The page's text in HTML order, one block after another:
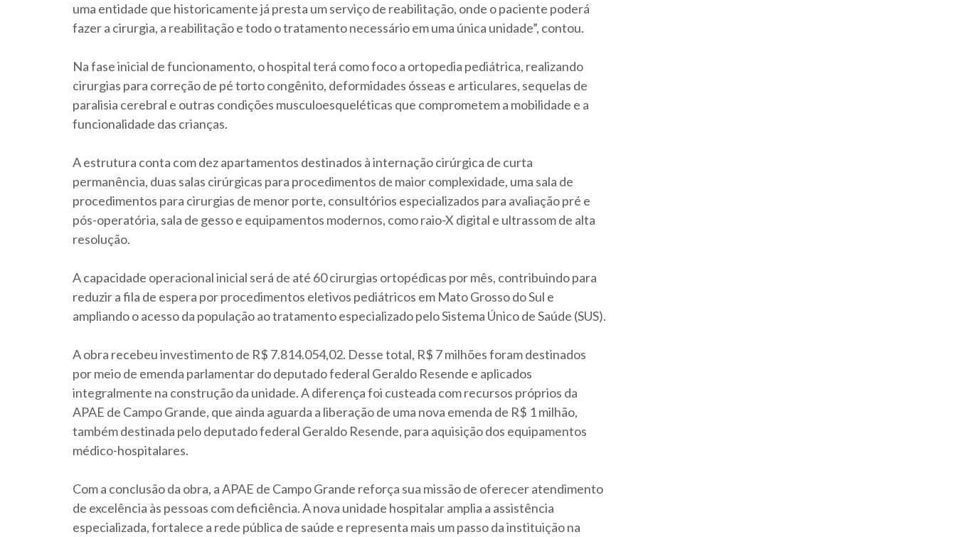
uma entidade que historicamente já presta um serviço de reabilitação, onde o paciente poderá
fazer a cirurgia, a reabilitação e todo o tratamento necessário em uma única unidade”, contou.
Na fase inicial de funcionamento, o hospital terá como foco a ortopedia pediátrica, realizando
cirurgias para correção de pé torto congênito, deformidades ósseas e articulares, sequelas de
paralisia cerebral e outras condições musculoesqueléticas que comprometem a mobilidade e a
funcionalidade das crianças.
A estrutura conta com dez apartamentos destinados à internação cirúrgica de curta
permanência, duas salas cirúrgicas para procedimentos de maior complexidade, uma sala de
procedimentos para cirurgias de menor porte, consultórios especializados para avaliação pré e
pós-operatória, sala de gesso e equipamentos modernos, como raio-X digital e ultrassom de alta
resolução.
A capacidade operacional inicial será de até 60 cirurgias ortopédicas por mês, contribuindo para
reduzir a fila de espera por procedimentos eletivos pediátricos em Mato Grosso do Sul e
ampliando o acesso da população ao tratamento especializado pelo Sistema Único de Saúde (SUS).
A obra recebeu investimento de R$ 7.814.054,02. Desse total, R$ 7 milhões foram destinados
por meio de emenda parlamentar do deputado federal Geraldo Resende e aplicados
integralmente na construção da unidade. A diferença foi custeada com recursos próprios da
APAE de Campo Grande, que ainda aguarda a liberação de uma nova emenda de R$ 1 milhão,
também destinada pelo deputado federal Geraldo Resende, para aquisição dos equipamentos
médico-hospitalares.
Com a conclusão da obra, a APAE de Campo Grande reforça sua missão de oferecer atendimento
de excelência às pessoas com deficiência. A nova unidade hospitalar amplia a assistência
especializada, fortalece a rede pública de saúde e representa mais um passo da instituição na